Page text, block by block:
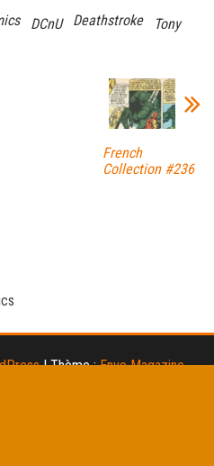
DCnU Deathstroke
Tony
French
Collection #236
|Thème :Envo Magazine